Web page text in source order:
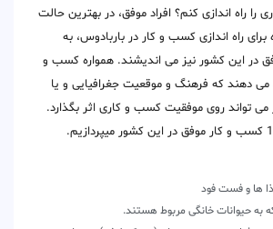
راه اندازی کنم؟ افراد موفق، در بهترین حالت
راه اندازی کسب و کار در باربادوس، به
در این کشور نیز می اندیشند. همواره کسب و
دهند که فرهنگ و موقعیت جغرافیایی و یا
می تواند روی موفقیت کسب و کاری اثر بگذارد.
ها و فست فود
به حیوانات خانگی مربوط هستند.